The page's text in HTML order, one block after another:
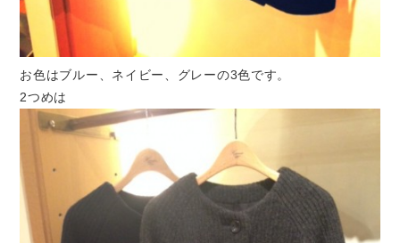
お色はブルー、ネイビー、グレーの3色です。
2つめは